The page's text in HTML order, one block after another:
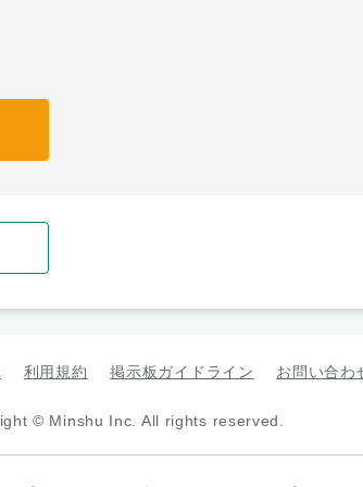
利用規約 掲示板ガイドライン お問い合わ
© Minshu Inc. All rights reserved.